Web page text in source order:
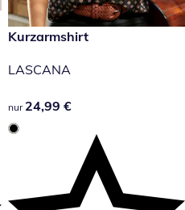
24,99 €
Kurzarmshirt
LASCANA
24,99 €
nur 24,99 €